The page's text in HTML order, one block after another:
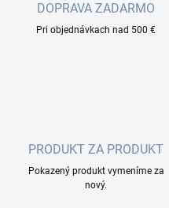
DOPRAVA ZADARMO
Pri objednávkach nad 500 €
PRODUKT ZA PRODUKT
Pokazený produkt vymeníme za
nový.